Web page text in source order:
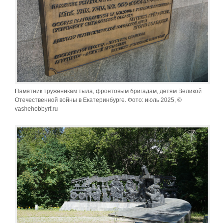
Памятник труженикам тыла, фронтовым бригадам, детям Великой
Отечественной войны в Екатеринбурге. Фото: июль 2025, ©
vashehobbyrf.ru